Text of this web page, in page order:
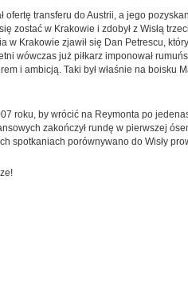
ofertę transferu do Austrii, a jego
zostać w Krakowie i zdobył z Wisłą
w Krakowie zjawił się Dan Petrescu,
wówczas już piłkarz imponował
i ambicją. Taki był właśnie na boisku
roku, by wrócić na Reymonta po
zakończył rundę w pierwszej
spotkaniach porównywano do Wisły